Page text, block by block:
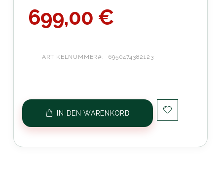
699,00 €
ARTIKELNUMMER 6950474382123
IN DEN WARENKORB